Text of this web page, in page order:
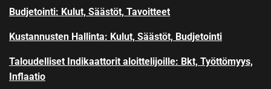
Budjetointi: Kulut, Säästöt, Tavoitteet
Kustannusten Hallinta: Kulut, Säästöt, Budjetointi
Taloudelliset Indikaattorit aloittelijoille: Bkt, Työttömyys,
Inflaatio